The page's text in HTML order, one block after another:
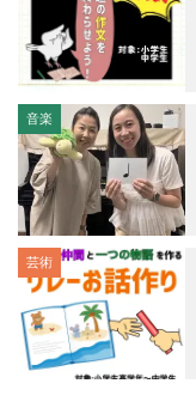
音楽
芸術